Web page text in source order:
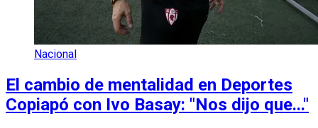
Nacional
El cambio de mentalidad en Deportes
Copiapó con Ivo Basay: "Nos dijo que..."